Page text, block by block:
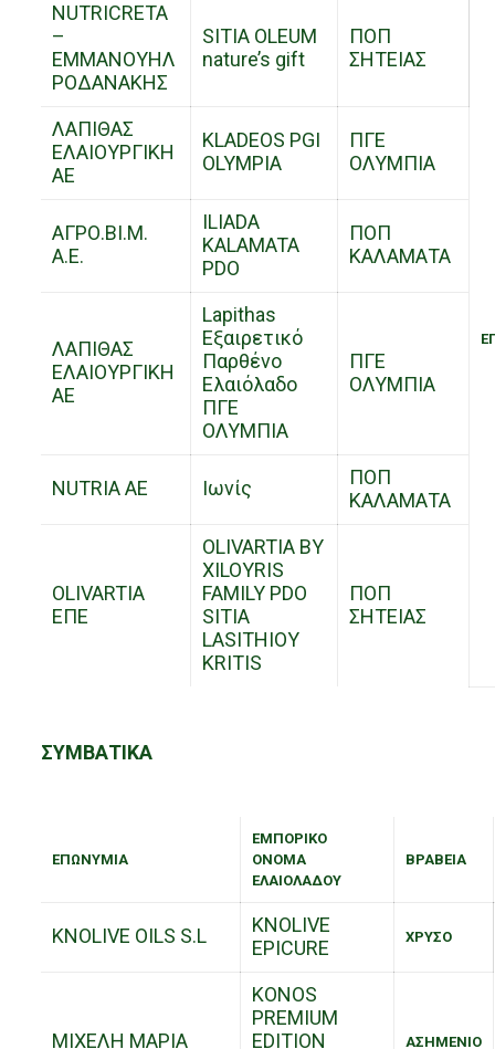
NUTRICRETA
–
ΕΜΜΑΝΟΥΗΛ
ΡΟΔΑΝΑΚΗΣ
SITIA OLEUM
nature’s gift
ΠΟΠ
ΣΗΤΕΙΑΣ
ΛΑΠΙΘΑΣ
ΕΛΑΙΟΥΡΓΙΚΗ
ΑΕ
KLADEOS PGI
OLYMPIA
ΠΓΕ
ΟΛΥΜΠΙΑ
ΑΓΡΟ.ΒΙ.Μ.
Α.Ε.
ILIADA
KALAMATA
PDO
ΠΟΠ
ΚΑΛΑΜΑΤΑ
ΛΑΠΙΘΑΣ
ΕΛΑΙΟΥΡΓΙΚΗ
ΑΕ
Lapithas
Εξαιρετικό
Παρθένο
Ελαιόλαδο
ΠΓΕ
ΟΛΥΜΠΙΑ
ΠΓΕ
ΟΛΥΜΠΙΑ
NUTRIA AE Ιωνίς
ΠΟΠ
ΚΑΛΑΜΑΤΑ
OLIVARTIA
ΕΠΕ
OLIVARTIA BY
XILOYRIS
FAMILY PDO
SITIA
LASITHIOY
KRITIS
ΠΟΠ
ΣΗΤΕΙΑΣ
ΣΥΜΒΑΤΙΚΑ
ΕΠΩΝΥΜΙΑ
ΕΜΠΟΡΙΚΟ
ΟΝΟΜΑ
ΕΛΑΙΟΛΑΔΟΥ
ΒΡΑΒΕΙΑ
KNOLIVE OILS S.L
KNOLIVE
EPICURE
ΧΡΥΣΟ
ΜΙΧΕΛΗ ΜΑΡΙΑ
KONOS
PREMIUM
EDITION
ΑΣΗΜΕΝΙΟ